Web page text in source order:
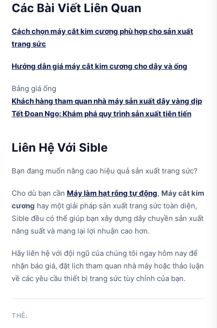
Các Bài Viết Liên Quan
Cách chọn máy cắt kim cương phù hợp cho sản xuất
trang sức
Hướng dẫn giá máy cắt kim cương cho dây và ống
Bảng giá ống
Khách hàng tham quan nhà máy sản xuất dây vàng dịp
Tết Đoan Ngọ: Khám phá quy trình sản xuất tiên tiến
Liên Hệ Với Sible
Bạn đang muốn nâng cao hiệu quả sản xuất trang sức?
Cho dù bạn cần Máy làm hạt rỗng tự động, Máy cắt kim
cương hay một giải pháp sản xuất trang sức toàn diện,
Sible đều có thể giúp bạn xây dựng dây chuyền sản xuất
năng suất và mang lại lợi nhuận cao hơn.
Hãy liên hệ với đội ngũ của chúng tôi ngay hôm nay để
nhận báo giá, đặt lịch tham quan nhà máy hoặc thảo luận
về các yêu cầu thiết bị trang sức tùy chỉnh của bạn.
THẺ: